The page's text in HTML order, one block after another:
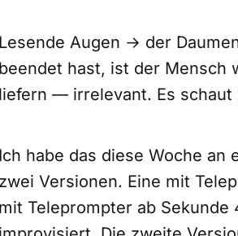
Lesende Augen → der
beendet hast, ist der Mensch
liefern — irrelevant. Es schaut
Ich habe das diese Woche an
zwei Versionen. Eine mit
mit Teleprompter ab